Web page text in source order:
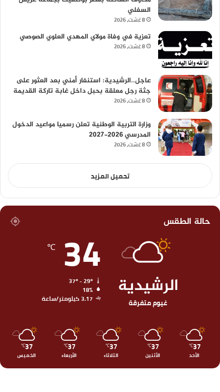
السفلي
8 غشت، 2026
تعزية في وفاة مولاي المهدي العلوي الصوصي
8 غشت، 2026
عاجل..الرشيدية: استنفار أمني بعد العثور على
جثة رجل معلقة بحبل داخل غابة تاركة القديمة
8 غشت، 2026
وزارة التربية الوطنية تعلن رسميا مواعيد الدخول
المدرسي 2026-2027
8 غشت، 2026
تحميل المزيد
حالة الطقس
الرشيدية
غيوم متفرقة
34
℃
18%
3.17 كيلومتر/ساعة
37
℃
الأحد
37
℃
الأثنين
37
℃
الثلاثاء
37
℃
الأربعاء
37
℃
الخميس